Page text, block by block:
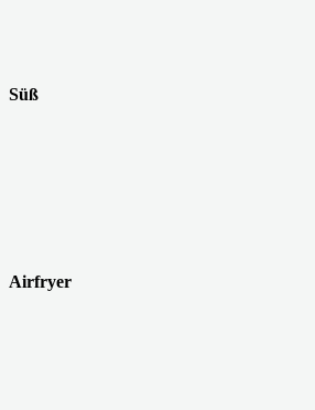
Süß
Airfryer